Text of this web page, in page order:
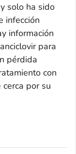
solo ha sido
infección
información
para
pérdida
con
por su